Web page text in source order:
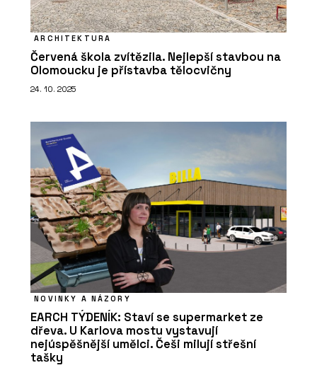
ARCHITEKTURA
Červená škola zvítězila. Nejlepší stavbou na
Olomoucku je přístavba tělocvičny
24. 10. 2025
NOVINKY A NÁZORY
EARCH TÝDENÍK: Staví se supermarket ze
dřeva. U Karlova mostu vystavují
nejúspěšnější umělci. Češi milují střešní
tašky